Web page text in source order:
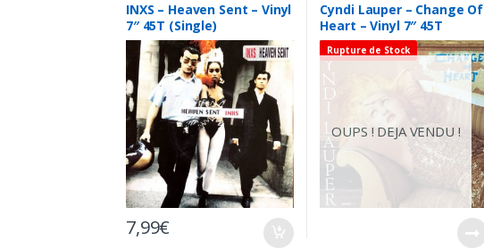
INXS – Heaven Sent – Vinyl
7″ 45T (Single)
7,99€
Cyndi Lauper – Change Of
Heart – Vinyl 7″ 45T
(Single)
Rupture de Stock
OUPS ! DEJA VENDU !